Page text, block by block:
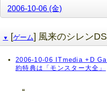
2006-10-06 (金)
▼ [ゲーム] 風来のシレン
2006-10-06 ITmedia +D
約特典は「モンスター大全」